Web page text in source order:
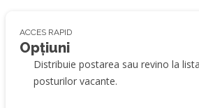
ACCES RAPID
Opțiuni
Distribuie postarea sau revino la
posturilor vacante.